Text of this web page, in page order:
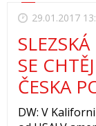
29.01.2017
SE
ČESKA
DW: V